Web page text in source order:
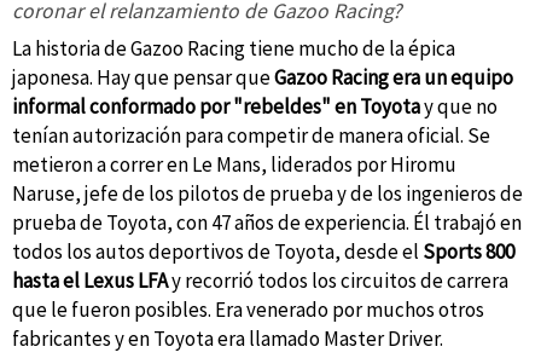
coronar el relanzamiento de Gazoo Racing?
La historia de Gazoo Racing tiene mucho de la épica
japonesa. Hay que pensar queGazoo Racing era un equipo
informal conformado por "rebeldes" en Toyotay que no
tenían autorización para competir de manera oficial. Se
metieron a correr en Le Mans, liderados por Hiromu
Naruse, jefe de los pilotos de prueba y de los ingenieros de
prueba de Toyota, con 47 años de experiencia. Él trabajó en
todos los autos deportivos de Toyota, desde el Sports 800
hasta el Lexus LFAy recorrió todos los circuitos de carrera
que le fueron posibles. Era venerado por muchos otros
fabricantes y en Toyota era llamado Master Driver.